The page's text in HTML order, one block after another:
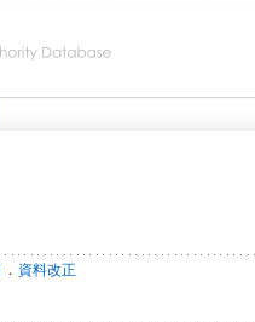
． 資料改正